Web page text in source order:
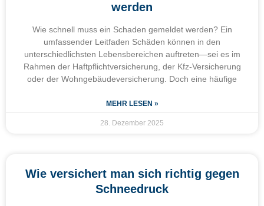
werden
Wie schnell muss ein Schaden gemeldet werden? Ein
umfassender Leitfaden Schäden können in den
unterschiedlichsten Lebensbereichen auftreten—sei es im
Rahmen der Haftpflichtversicherung, der Kfz-Versicherung
oder der Wohngebäudeversicherung. Doch eine häufige
MEHR LESEN »
28. Dezember 2025
Wie versichert man sich richtig gegen
Schneedruck